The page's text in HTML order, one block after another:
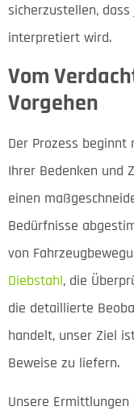
sicherzustellen,
interpretiert wird.
Vom
Vorgehen
Der Prozess
Ihrer Bedenken und
einen
Bedürfnisse
von
Diebstahl, die
die detaillierte
handelt, unser Ziel
Beweise zu liefern.
Unsere